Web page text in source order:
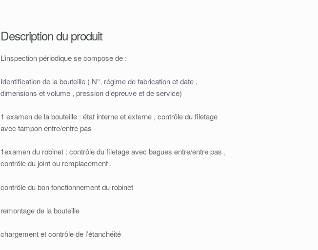
Description du produit
L’inspection périodique se compose de :
Identification de la bouteille ( N°, régime de fabrication et date ,
dimensions et volume , pression d’épreuve et de service)
1 examen de la bouteille : état interne et externe , contrôle du filetage
avec tampon entre/entre pas
1examen du robinet : contrôle du filetage avec bagues entre/entre pas ,
contrôle du joint ou remplacement ,
contrôle du bon fonctionnement du robinet
remontage de la bouteille
chargement et contrôle de l’étanchéité